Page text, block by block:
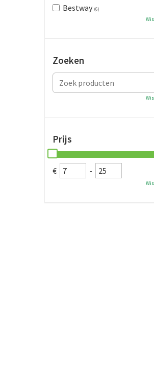
Bestway (6)
Zoeken
Prijs
€ -